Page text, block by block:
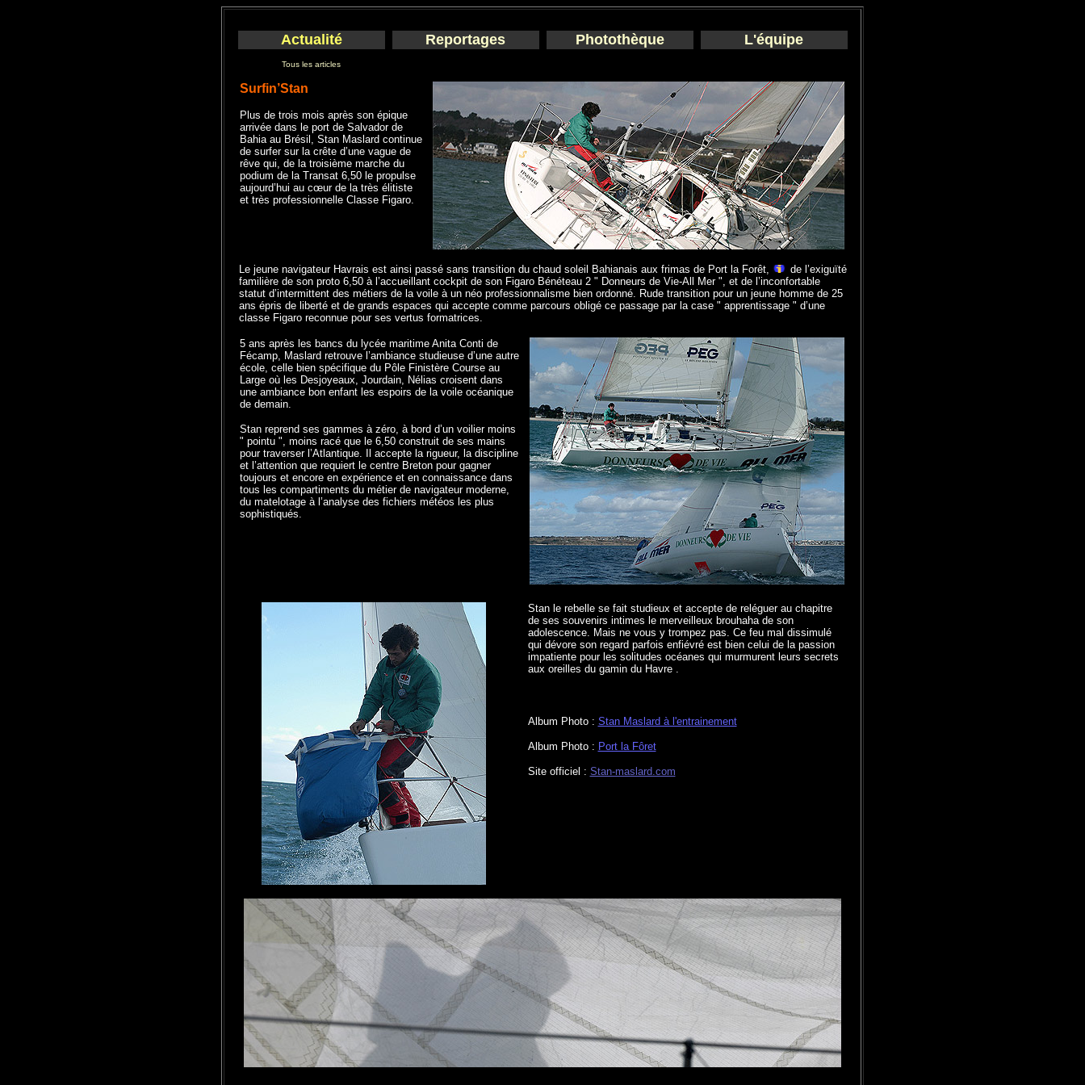
Actualité Reportages Photothèque L'équipe
Tous les articles
Surfin’Stan
Plus de trois mois après son épique
arrivée dans le port de Salvador de
Bahia au Brésil, Stan Maslard continue
de surfer sur la crête d’une vague de
rêve qui, de la troisième marche du
podium de la Transat 6,50 le propulse
aujourd’hui au cœur de la très élitiste
et très professionnelle Classe Figaro.
Le jeune navigateur Havrais est ainsi passé sans transition du chaud soleil Bahianais aux frimas de Port la Forêt,
de l’exiguïté
familière de son proto 6,50 à l’accueillant cockpit de son Figaro Bénéteau 2 " Donneurs de Vie-All Mer ", et de l’inconfortable
statut d’intermittent des métiers de la voile à un néo professionnalisme bien ordonné. Rude transition pour un jeune homme de 25
ans épris de liberté et de grands espaces qui accepte comme parcours obligé ce passage par la case " apprentissage " d’une
classe Figaro reconnue pour ses vertus formatrices.
5 ans après les bancs du lycée maritime Anita Conti de
Fécamp, Maslard retrouve l’ambiance studieuse d’une autre
école, celle bien spécifique du Pôle Finistère Course au
Large où les Desjoyeaux, Jourdain, Nélias croisent dans
une ambiance bon enfant les espoirs de la voile océanique
de demain.
Stan reprend ses gammes à zéro, à bord d’un voilier moins
" pointu ", moins racé que le 6,50 construit de ses mains
pour traverser l’Atlantique. Il accepte la rigueur, la discipline
et l’attention que requiert le centre Breton pour gagner
toujours et encore en expérience et en connaissance dans
tous les compartiments du métier de navigateur moderne,
du matelotage à l’analyse des fichiers météos les plus
sophistiqués.
Stan le rebelle se fait studieux et accepte de reléguer au chapitre
de ses souvenirs intimes le merveilleux brouhaha de son
adolescence. Mais ne vous y trompez pas. Ce feu mal dissimulé
qui dévore son regard parfois enfiévré est bien celui de la passion
impatiente pour les solitudes océanes qui murmurent leurs secrets
aux oreilles du gamin du Havre .
Album Photo : Stan Maslard à l'entrainement
Album Photo : Port la Fôret
Site officiel : Stan-maslard.com